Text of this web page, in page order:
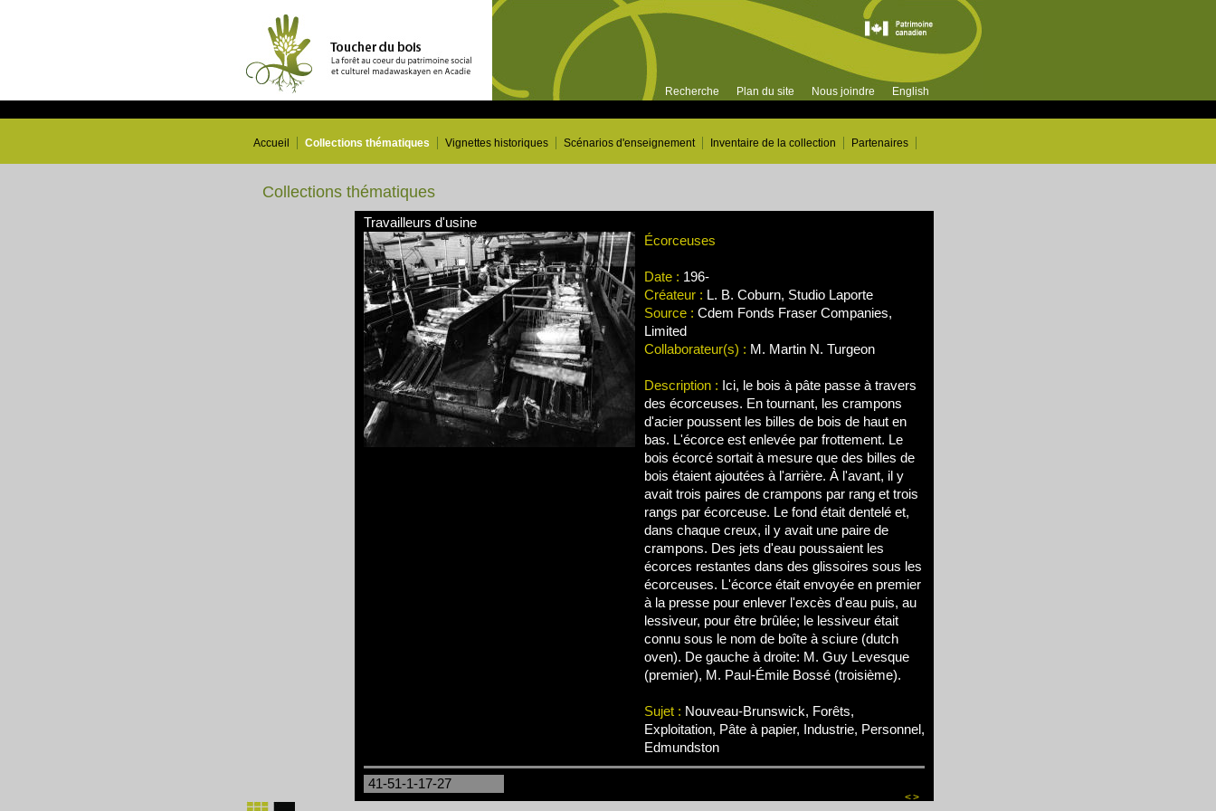
Recherche Plan du site Nous joindre English
Accueil Collections thématiques Vignettes historiques Scénarios d'enseignement Inventaire de la collection Partenaires
Collections thématiques
Travailleurs d'usine
Écorceuses
Date : 196-
Créateur : L. B. Coburn, Studio Laporte
Source : Cdem Fonds Fraser Companies,
Limited
Collaborateur(s) : M. Martin N. Turgeon
Description : Ici, le bois à pâte passe à travers
des écorceuses. En tournant, les crampons
d'acier poussent les billes de bois de haut en
bas. L'écorce est enlevée par frottement. Le
bois écorcé sortait à mesure que des billes de
bois étaient ajoutées à l'arrière. À l'avant, il y
avait trois paires de crampons par rang et trois
rangs par écorceuse. Le fond était dentelé et,
dans chaque creux, il y avait une paire de
crampons. Des jets d'eau poussaient les
écorces restantes dans des glissoires sous les
écorceuses. L'écorce était envoyée en premier
à la presse pour enlever l'excès d'eau puis, au
lessiveur, pour être brûlée; le lessiveur était
connu sous le nom de boîte à sciure (dutch
oven). De gauche à droite: M. Guy Levesque
(premier), M. Paul-Émile Bossé (troisième).
Sujet : Nouveau-Brunswick, Forêts,
Exploitation, Pâte à papier, Industrie, Personnel,
Edmundston
41-51-1-17-27
<>